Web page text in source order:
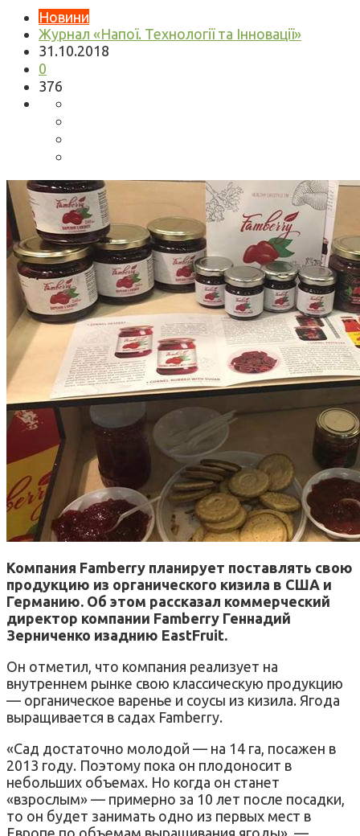
Новини
Журнал «Напої. Технології та Інновації»
31.10.2018
0
376
Компания Famberry планирует поставлять свою
продукцию из органического кизила в США и
Германию. Об этом рассказал коммерческий
директор компании Famberry Геннадий
Зерниченко изаднию EastFruit.
Он отметил, что компания реализует на
внутреннем рынке свою классическую продукцию
— органическое варенье и соусы из кизила. Ягода
выращивается в садах Famberry.
«Сад достаточно молодой — на 14 га, посажен в
2013 году. Поэтому пока он плодоносит в
небольших объемах. Но когда он станет
«взрослым» — примерно за 10 лет после посадки,
то он будет занимать одно из первых мест в
Европе по объемам выращивания ягоды», —